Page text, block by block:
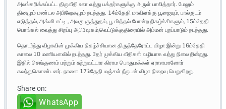
அலங்கரிக்கப்பட்ட திருவீதி உலா வந்து பக்தர்களுக்கு அருள் பாலித்தார். மேலும்
தினமும் மண்டல அபிஷேகமும் நடந்தது. 14ம்தேதி மாவிளக்கு பூஜையும், பால்குடம்
எடுத்தல், அக்னி சட்டி , அலகு குத்துதல், பூ மித்தல் போன்ற நிகழ்ச்சிகளும், 15ம்தேதி
பொங்கல் வைத்து சிறப்பு அபிஷேகம்,வெட்டுக்குதிரையில் அம்மன் புறப்பாடும் நடந்தது.
தொடர்ந்து விழாவின் முக்கிய நிகழ்ச்சியான திருத்தேரோட்ட விழா இன்று 16ம்தேதி
காலை 10 மணியளவில் நடந்தது. தேர் முக்கிய வீதிகள் வழியாக வந்து நிலை நின்றது.
இதில் செங்குணம் மற்றும் சுற்றுவட்டார கிராம பொதுமக்கள் ஏராளமானோர்
கலந்துகொண்டனர். நாளை 17ம்தேதி மஞ்சள் நீருடன் விழா நிறைவு பெறுகிறது.
Share on:
WhatsApp